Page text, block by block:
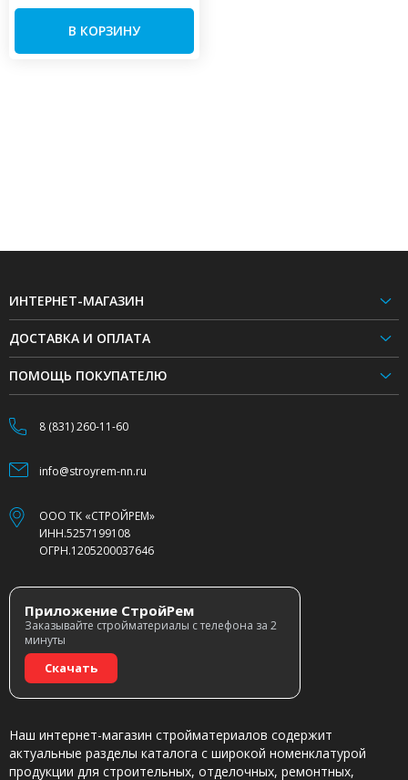
В КОРЗИНУ
ИНТЕРНЕТ-МАГАЗИН
ДОСТАВКА И ОПЛАТА
ПОМОЩЬ ПОКУПАТЕЛЮ
8 (831) 260-11-60
info@stroyrem-nn.ru
ООО ТК «СТРОЙРЕМ»
ИНН.5257199108
ОГРН.1205200037646
Приложение СтройРем
Заказывайте стройматериалы с телефона за 2
минуты
Скачать
Наш интернет-магазин стройматериалов содержит
актуальные разделы каталога с широкой номенклатурой
продукции для строительных, отделочных, ремонтных,